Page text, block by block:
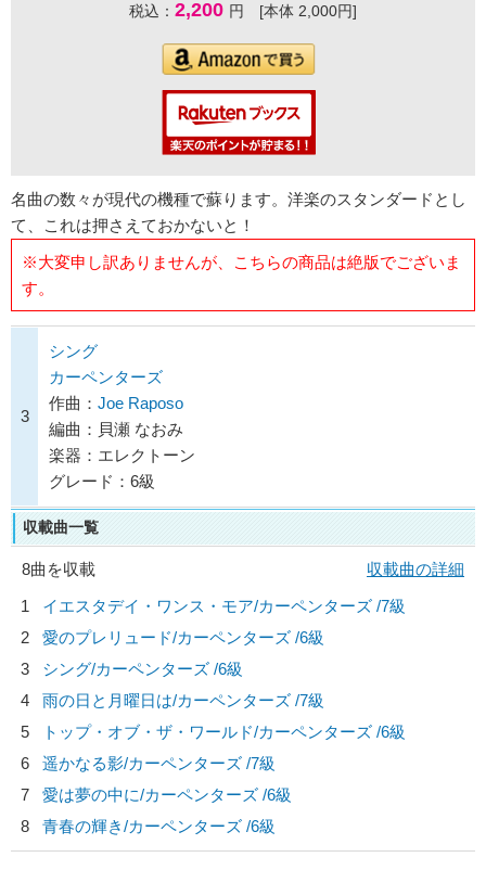
税込： 2,200 円 [本体 2,000円]
名曲の数々が現代の機種で蘇ります。洋楽のスタンダードとし
て、これは押さえておかないと！
※大変申し訳ありませんが、こちらの商品は絶版でございま
す。
3
シング
カーペンターズ
作曲： Joe Raposo
編曲：貝瀬 なおみ
楽器：エレクトーン
グレード：6級
収載曲一覧
8曲を収載
収載曲の詳細
1
イエスタデイ・ワンス・モア/カーペンターズ /7級
2
愛のプレリュード/カーペンターズ /6級
3
シング/カーペンターズ /6級
4
雨の日と月曜日は/カーペンターズ /7級
5
トップ・オブ・ザ・ワールド/カーペンターズ /6級
6
遥かなる影/カーペンターズ /7級
7
愛は夢の中に/カーペンターズ /6級
8
青春の輝き/カーペンターズ /6級